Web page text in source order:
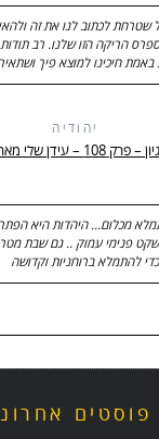
שטרחת לכתוב לנו את זה
חיכינו למוצא פיך
יהודיה
גבולות היגיון – פרק 108 –
מכלום... היהדות היא
פנימי עמוק .. גם שבת
להתמלא ברוחניות וקדושה
פוסטים